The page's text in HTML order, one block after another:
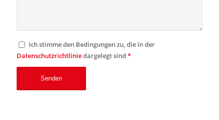
Ich stimme den Bedingungen zu, die in der
Datenschutzrichtliniedargelegt sind *